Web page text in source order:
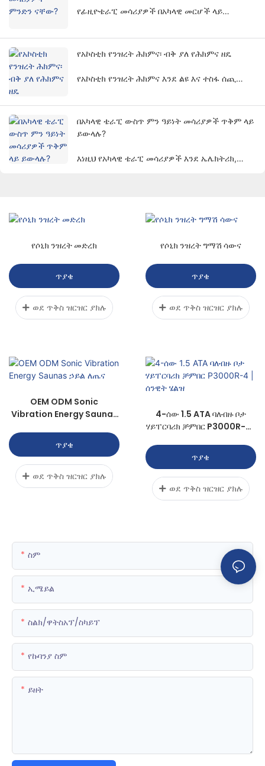
የፊዚዮቴራፒ መሳሪያዎች በአካላዊ መርሆች ላይ
ሕመምተኞች የሕመም ምልክቶችን ለማስታገስ እና
ይረዳል.
የአኮስቲክ የንዝረት ሕክምና፡ ብቅ ያለ የሕክምና ዘዴ
የአኮስቲክ የንዝረት ሕክምና እንደ ልዩ እና ተስፋ ሰጪ
በአካላዊ ቴራፒ ውስጥ ምን ዓይነት መሳሪያዎች ጥቅም ላይ
ይውላሉ?
እነዚህ የአካላዊ ቴራፒ መሳሪያዎች እንደ ኤሌክትሪክ,
የሶኒክ ንዝረት መድረክ
ጥያቄ
ወደ ጥቅስ ዝርዝር ያክሉ
የሶኒክ ንዝረት ግማሽ ሳውና
ጥያቄ
ወደ ጥቅስ ዝርዝር ያክሉ
OEM ODM Sonic
Vibration Energy Saunas
ጥያቄ
ወደ ጥቅስ ዝርዝር ያክሉ
4-ሰው 1.5 ATA ባለብዙ ቦታ
ሃይፐርባሪክ ቻምበር P3000R-4 |
ጥያቄ
ወደ ጥቅስ ዝርዝር ያክሉ
ስም
ኢሜይል
ስልክ/ዋትስአፕ/ስካይፕ
የኩባንያ ስም
ይዘት